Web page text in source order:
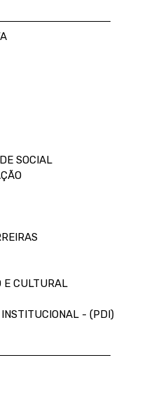
SOCIAL
E CULTURAL
INSTITUCIONAL - (PDI)